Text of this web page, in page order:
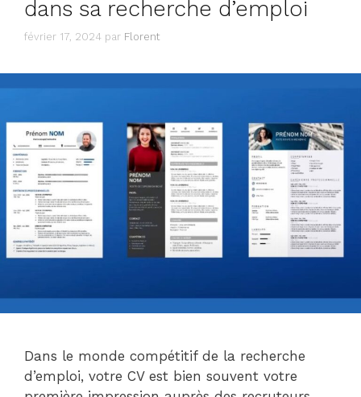
dans sa recherche d’emploi
février 17, 2024 par Florent
Dans le monde compétitif de la recherche
d’emploi, votre CV est bien souvent votre